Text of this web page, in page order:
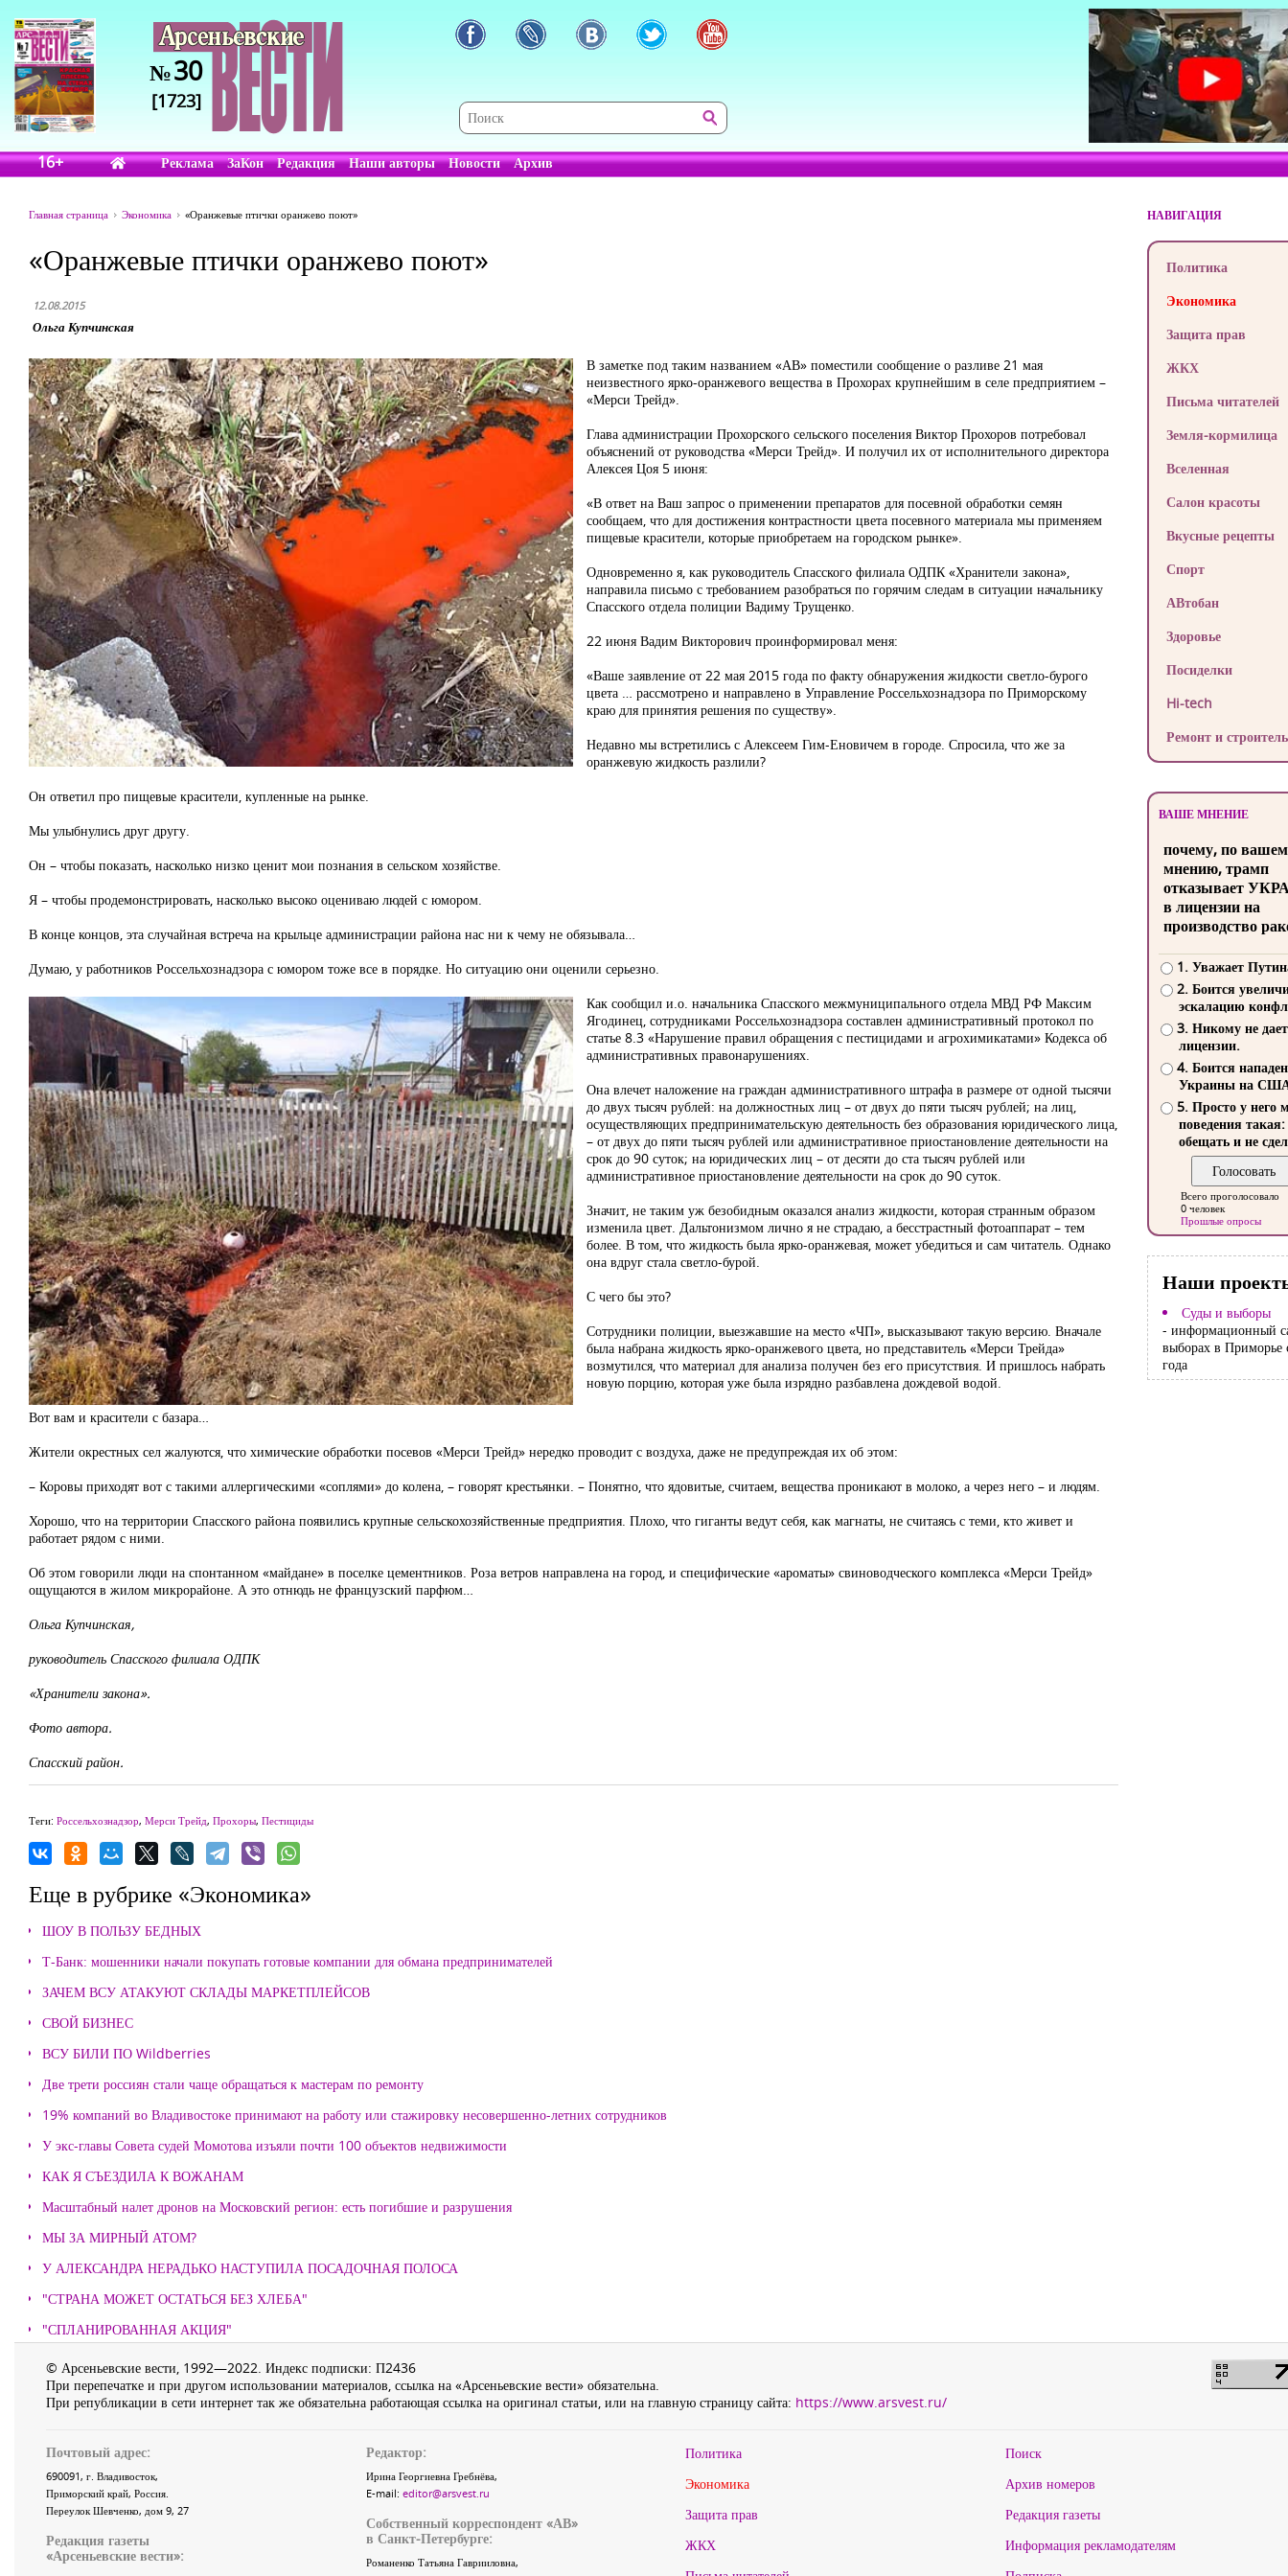
№30
[1723]
16+ Реклама ЗаКон Редакция Наши авторы Новости Архив
Главная страница Экономика «Оранжевые птички оранжево поют»
«Оранжевые птички оранжево поют»
12.08.2015
Ольга Купчинская
В заметке под таким названием «АВ» поместили сообщение о разливе 21 мая
неизвестного ярко-оранжевого вещества в Прохорах крупнейшим в селе предприятием –
«Мерси Трейд».
Глава администрации Прохорского сельского поселения Виктор Прохоров потребовал
объяснений от руководства «Мерси Трейд». И получил их от исполнительного директора
Алексея Цоя 5 июня:
«В ответ на Ваш запрос о применении препаратов для посевной обработки семян
сообщаем, что для достижения контрастности цвета посевного материала мы применяем
пищевые красители, которые приобретаем на городском рынке».
Одновременно я, как руководитель Спасского филиала ОДПК «Хранители закона»,
направила письмо с требованием разобраться по горячим следам в ситуации начальнику
Спасского отдела полиции Вадиму Трущенко.
22 июня Вадим Викторович проинформировал меня:
«Ваше заявление от 22 мая 2015 года по факту обнаружения жидкости светло-бурого
цвета … рассмотрено и направлено в Управление Россельхознадзора по Приморскому
краю для принятия решения по существу».
Недавно мы встретились с Алексеем Гим-Еновичем в городе. Спросила, что же за
оранжевую жидкость разлили?
Он ответил про пищевые красители, купленные на рынке.
Мы улыбнулись друг другу.
Он – чтобы показать, насколько низко ценит мои познания в сельском хозяйстве.
Я – чтобы продемонстрировать, насколько высоко оцениваю людей с юмором.
В конце концов, эта случайная встреча на крыльце администрации района нас ни к чему не обязывала…
Думаю, у работников Россельхознадзора с юмором тоже все в порядке. Но ситуацию они оценили серьезно.
Как сообщил и.о. начальника Спасского межмуниципального отдела МВД РФ Максим
Ягодинец, сотрудниками Россельхознадзора составлен административный протокол по
статье 8.3 «Нарушение правил обращения с пестицидами и агрохимикатами» Кодекса об
административных правонарушениях.
Она влечет наложение на граждан административного штрафа в размере от одной тысячи
до двух тысяч рублей: на должностных лиц – от двух до пяти тысяч рублей; на лиц,
осуществляющих предпринимательскую деятельность без образования юридического лица,
– от двух до пяти тысяч рублей или административное приостановление деятельности на
срок до 90 суток; на юридических лиц – от десяти до ста тысяч рублей или
административное приостановление деятельности на срок до 90 суток.
Значит, не таким уж безобидным оказался анализ жидкости, которая странным образом
изменила цвет. Дальтонизмом лично я не страдаю, а бесстрастный фотоаппарат – тем
более. В том, что жидкость была ярко-оранжевая, может убедиться и сам читатель. Однако
она вдруг стала светло-бурой.
С чего бы это?
Сотрудники полиции, выезжавшие на место «ЧП», высказывают такую версию. Вначале
была набрана жидкость ярко-оранжевого цвета, но представитель «Мерси Трейда»
возмутился, что материал для анализа получен без его присутствия. И пришлось набрать
новую порцию, которая уже была изрядно разбавлена дождевой водой.
Вот вам и красители с базара…
Жители окрестных сел жалуются, что химические обработки посевов «Мерси Трейд» нередко проводит с воздуха, даже не предупреждая их об этом:
– Коровы приходят вот с такими аллергическими «соплями» до колена, – говорят крестьянки. – Понятно, что ядовитые, считаем, вещества проникают в молоко, а через него – и людям.
Хорошо, что на территории Спасского района появились крупные сельскохозяйственные предприятия. Плохо, что гиганты ведут себя, как магнаты, не считаясь с теми, кто живет и
работает рядом с ними.
Об этом говорили люди на спонтанном «майдане» в поселке цементников. Роза ветров направлена на город, и специфические «ароматы» свиноводческого комплекса «Мерси Трейд»
ощущаются в жилом микрорайоне. А это отнюдь не французский парфюм…
Ольга Купчинская,
руководитель Спасского филиала ОДПК
«Хранители закона».
Фото автора.
Спасский район.
Теги: Россельхознадзор, Мерси Трейд, Прохоры, Пестициды
Еще в рубрике «Экономика»
ШОУ В ПОЛЬЗУ БЕДНЫХ
Т-Банк: мошенники начали покупать готовые компании для обмана предпринимателей
ЗАЧЕМ ВСУ АТАКУЮТ СКЛАДЫ МАРКЕТПЛЕЙСОВ
СВОЙ БИЗНЕС
ВСУ БИЛИ ПО Wildberries
Две трети россиян стали чаще обращаться к мастерам по ремонту
19% компаний во Владивостоке принимают на работу или стажировку несовершенно-летних сотрудников
У экс-главы Совета судей Момотова изъяли почти 100 объектов недвижимости
КАК Я СЪЕЗДИЛА К ВОЖАНАМ
Масштабный налет дронов на Московский регион: есть погибшие и разрушения
МЫ ЗА МИРНЫЙ АТОМ?
У АЛЕКСАНДРА НЕРАДЬКО НАСТУПИЛА ПОСАДОЧНАЯ ПОЛОСА
"СТРАНА МОЖЕТ ОСТАТЬСЯ БЕЗ ХЛЕБА"
"СПЛАНИРОВАННАЯ АКЦИЯ"
НАВИГАЦИЯ
Политика
Экономика
Защита прав
ЖКХ
Письма читателей
Земля-кормилица
Вселенная
Салон красоты
Вкусные рецепты
Спорт
АВтобан
Здоровье
Посиделки
Hi-tech
Ремонт и
ВАШЕ МНЕНИЕ
почему, по
мнению, трамп
отказывает
в лицензии на
производство
1. Уважает
2. Боится
эскалацию
3. Никому не
лицензии.
4. Боится
Украины на
5. Просто у него
поведения такая:
обещать и не
Всего проголосовало
0 человек
Прошлые опросы
Наши
Суды и выборы
- информационный
выборах в Приморье
года
© Арсеньевские вести, 1992—2022. Индекс подписки: П2436
При перепечатке и при другом использовании материалов, ссылка на «Арсеньевские вести» обязательна.
При републикации в сети интернет так же обязательна работающая ссылка на оригинал статьи, или на главную страницу сайта: https://www.arsvest.ru/
Почтовый адрес:
690091, г. Владивосток,
Приморский край, Россия.
Переулок Шевченко, дом 9, 27
Редакция газеты
«Арсеньевские вести»:
Редактор:
Ирина Георгиевна Гребнёва,
E-mail: editor@arsvest.ru
Собственный корреспондент «АВ»
в Санкт-Петербурге:
Романенко Татьяна Гаврииловна,
Политика
Экономика
Защита прав
ЖКХ
Поиск
Архив номеров
Редакция газеты
Информация рекламодателям